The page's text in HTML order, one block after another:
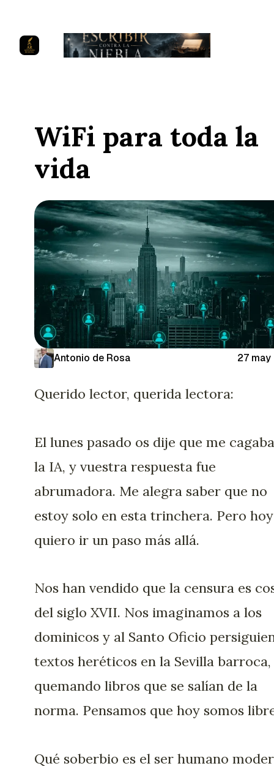
WiFi para toda la
vida
Antonio de Rosa 27
Querido lector, querida lectora:
El lunes pasado os dije que me
la IA, y vuestra respuesta fue
abrumadora. Me alegra saber que no
estoy solo en esta trinchera. Pero hoy
quiero ir un paso más allá.
Nos han vendido que la censura es
del siglo XVII. Nos imaginamos a los
dominicos y al Santo Oficio
textos heréticos en la Sevilla barroca,
quemando libros que se salían de la
norma. Pensamos que hoy somos
Qué soberbio es el ser humano